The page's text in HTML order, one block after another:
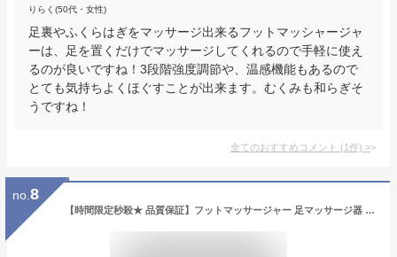
りらく(50代・女性)
足裏やふくらはぎをマッサージ出来るフットマッシャージャ
ーは、足を置くだけでマッサージしてくれるので手軽に使え
るのが良いですね！3段階強度調節や、温感機能もあるので
とても気持ちよくほぐすことが出来ます。むくみも和らぎそ
うですね！
全てのおすすめコメント (1件) >
no. 8
【時間限定秒殺★ 品質保証】フットマッサージャー 足マッサージ器 足裏振動マッサージ器 ふくらはぎ揉み 足マッサージ機 電動マッサージ器 足揉み機 足先から太ももまで対応 多機能敬老の日 母の日プレゼント フットマッサージャー